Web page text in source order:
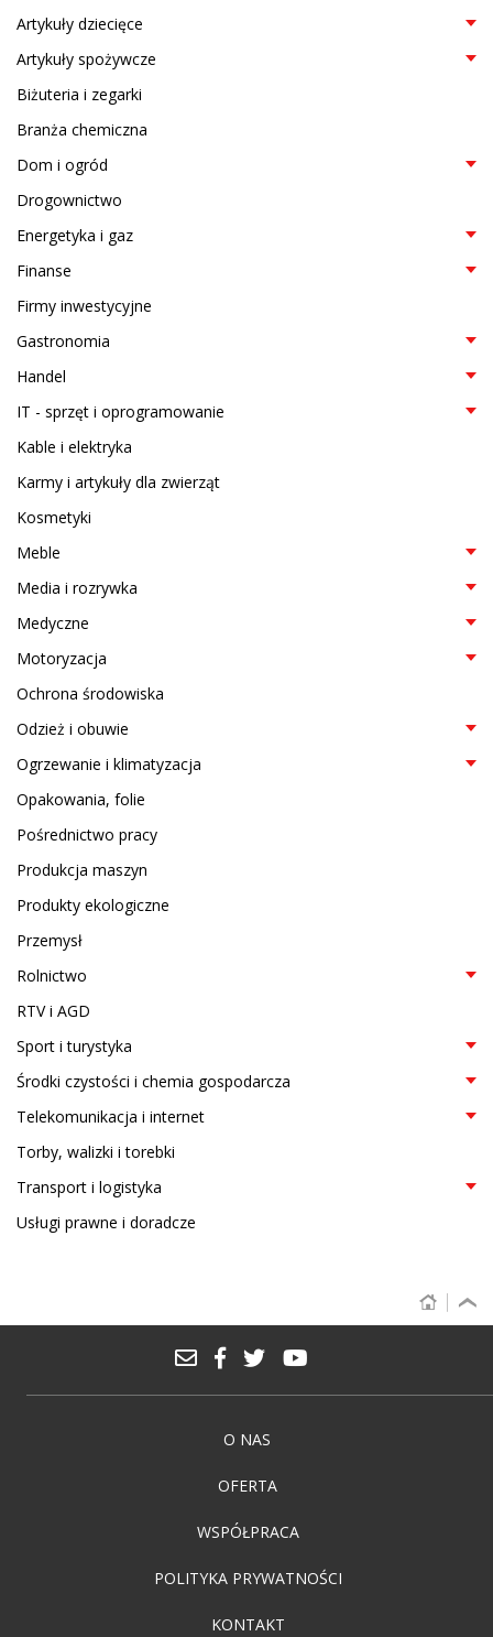
Artykuły dziecięce
Artykuły spożywcze
Biżuteria i zegarki
Branża chemiczna
Dom i ogród
Drogownictwo
Energetyka i gaz
Finanse
Firmy inwestycyjne
Gastronomia
Handel
IT - sprzęt i oprogramowanie
Kable i elektryka
Karmy i artykuły dla zwierząt
Kosmetyki
Meble
Media i rozrywka
Medyczne
Motoryzacja
Ochrona środowiska
Odzież i obuwie
Ogrzewanie i klimatyzacja
Opakowania, folie
Pośrednictwo pracy
Produkcja maszyn
Produkty ekologiczne
Przemysł
Rolnictwo
RTV i AGD
Sport i turystyka
Środki czystości i chemia gospodarcza
Telekomunikacja i internet
Torby, walizki i torebki
Transport i logistyka
Usługi prawne i doradcze
O NAS
OFERTA
WSPÓŁPRACA
POLITYKA PRYWATNOŚCI
KONTAKT